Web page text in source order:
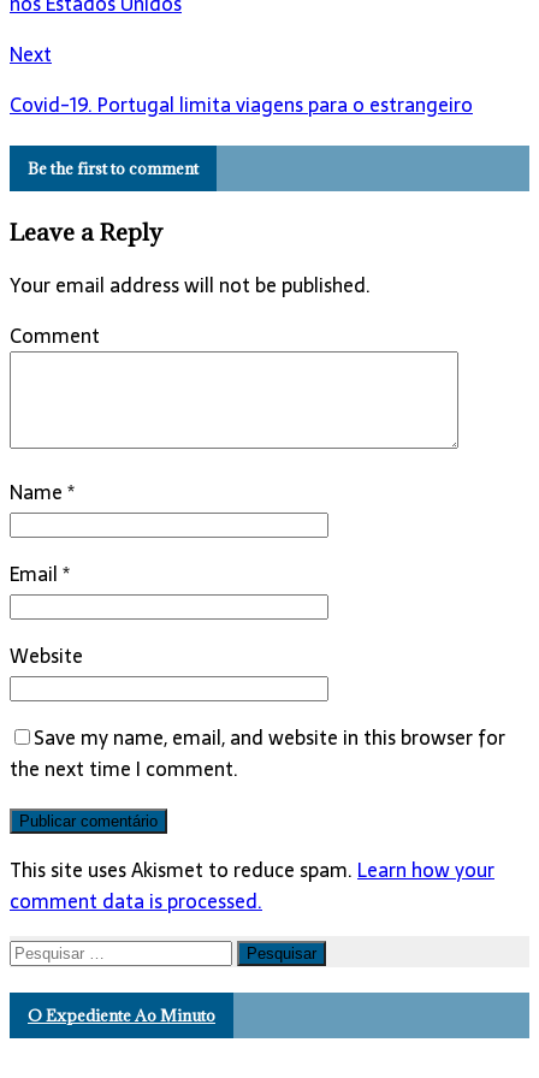
Next
Covid-19. Portugal limita viagens para o estrangeiro
Be the first to comment
Leave a Reply
Your email address will not be published.
Comment
Name*
Email*
Website
Save my name, email, and website in this browser for
the next time I comment.
This site uses Akismet to reduce spam. Learn how your
comment data is processed.
Pesquisar
O Expediente Ao Minuto